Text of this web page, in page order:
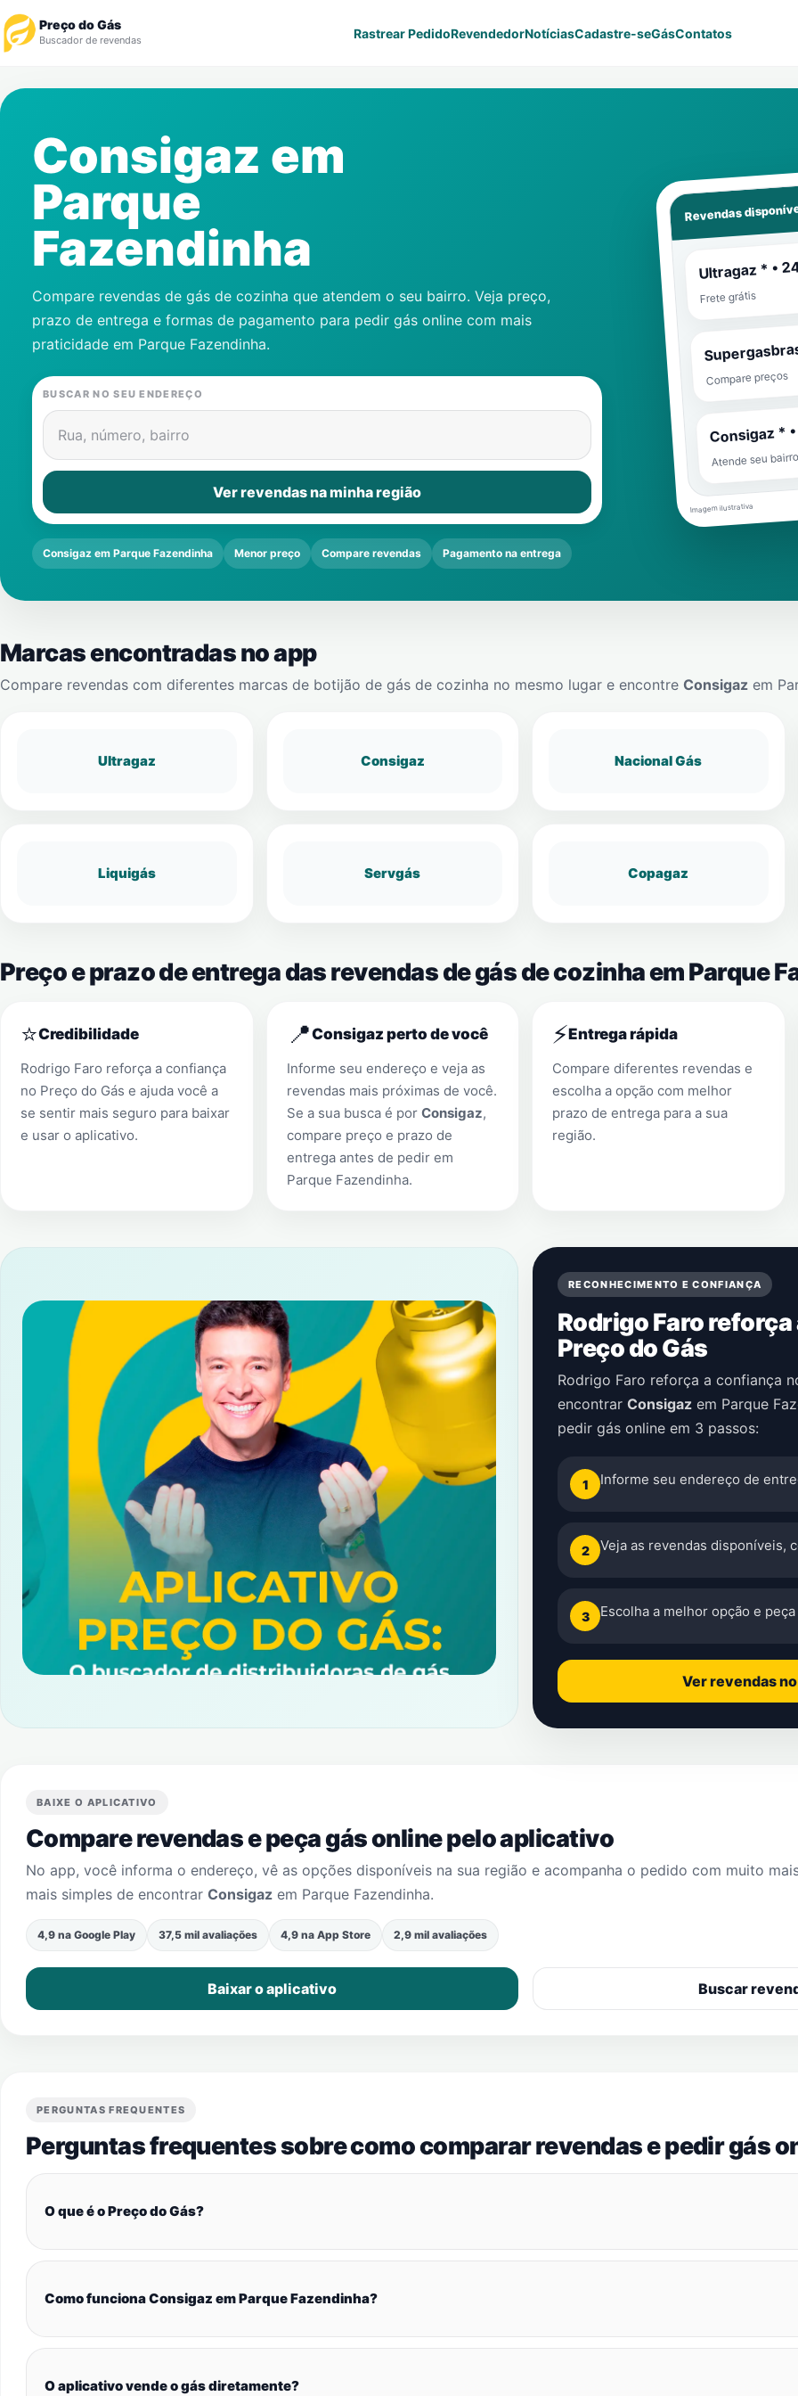
Preço do Gás
Buscador de revendas Rastrear PedidoRevendedorNotíciasCadastre-seGásContatos
Revendedor
Notícias
Cadastre-se
Contatos
Consigaz em
Parque
Fazendinha
Compare revendas de gás de cozinha que atendem o seu bairro. Veja preço,
prazo de entrega e formas de pagamento para pedir gás online com mais
praticidade em Parque Fazendinha.
BUSCAR NO SEU ENDEREÇO
Rua, número, bairro
Ver revendas na minha região
Consigaz em Parque Fazendinha Menor preço Compare revendas Pagamento na entrega
Revendas
Ultragaz * •
Frete grátis
Compare preços
Consigaz *
Atende seu
Imagem ilustrativa
Marcas encontradas no app
Compare revendas com diferentes marcas de botijão de gás de cozinha no mesmo lugar e encontre Consigaz em
Ultragaz Consigaz Nacional Gás
Liquigás Servgás Copagaz
Preço e prazo de entrega das revendas de gás de cozinha em Parque
⭐Credibilidade
Rodrigo Faro reforça a confiança
no Preço do Gás e ajuda você a
se sentir mais seguro para baixar
e usar o aplicativo.
📍Consigaz perto de você
Informe seu endereço e veja as
revendas mais próximas de você.
Se a sua busca é por Consigaz,
compare preço e prazo de
entrega antes de pedir em
Parque Fazendinha.
⚡Entrega rápida
Compare diferentes revendas e
escolha a opção com melhor
prazo de entrega para a sua
região.
RECONHECIMENTO E CONFIANÇA
Rodrigo Faro
Preço do Gás
Rodrigo Faro reforça a confiança
encontrar Consigaz em Parque
pedir gás online em 3 passos:
1 Informe seu endereço de
2 Veja as revendas disponíveis,
3 Escolha a melhor opção e
Ver revendas
BAIXE O APLICATIVO
Compare revendas e peça gás online pelo aplicativo
No app, você informa o endereço, vê as opções disponíveis na sua região e acompanha o pedido com muito
mais simples de encontrar Consigaz em Parque Fazendinha.
4,9 na Google Play 37,5 mil avaliações 4,9 na App Store 2,9 mil avaliações
Baixar o aplicativo Buscar
PERGUNTAS FREQUENTES
Perguntas frequentes sobre como comparar revendas e pedir gás
O que é o Preço do Gás?
Como funciona Consigaz em Parque Fazendinha?
O aplicativo vende o gás diretamente?